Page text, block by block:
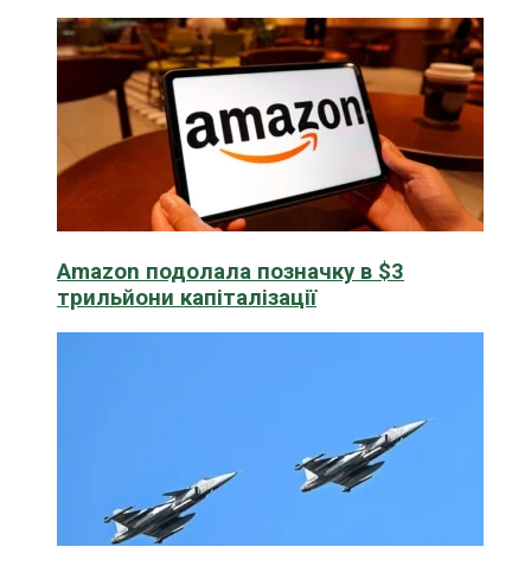
Amazon подолала позначку в $3
трильйони капіталізації